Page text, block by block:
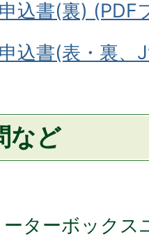
込書(裏) (PDF
込書(表・裏
など
ターボックス